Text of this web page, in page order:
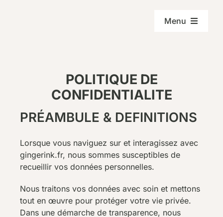
Menu
Références
Contact
POLITIQUE DE
CONFIDENTIALITE
PRÉAMBULE & DEFINITIONS
Lorsque vous naviguez sur et interagissez avec
gingerink.fr, nous sommes susceptibles de
recueillir vos données personnelles.
Nous traitons vos données avec soin et mettons
tout en œuvre pour protéger votre vie privée.
Dans une démarche de transparence, nous